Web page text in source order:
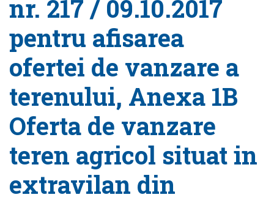
nr. 217 / 09.10.2017
pentru afisarea
ofertei de vanzare a
terenului, Anexa 1B
Oferta de vanzare
teren agricol situat in
extravilan din